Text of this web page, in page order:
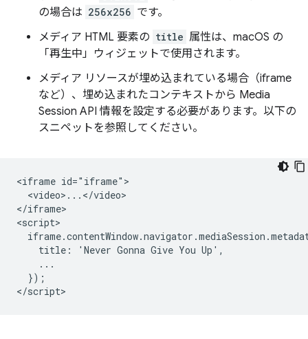
の場合は 256x256 です。
メディア HTML 要素の title 属性は、macOS の
「再生中」ウィジェットで使用されます。
メディア リソースが埋め込まれている場合（iframe
など）、埋め込まれたコンテキストから Media
Session API 情報を設定する必要があります。以下の
スニペットを参照してください。
<iframe id="iframe">
  <video>...</video>
</iframe>
<script>
    title: 'Never Gonna Give You Up',
    ...
  });